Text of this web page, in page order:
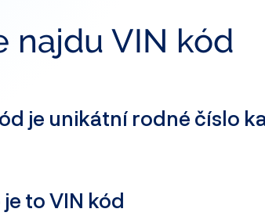
najdu VIN kód
je unikátní rodné číslo
je to VIN kód